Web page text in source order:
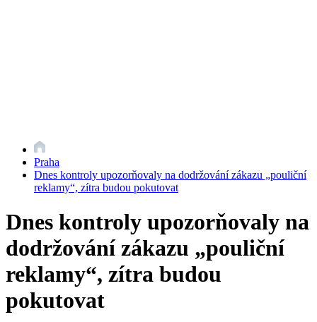
Praha
Dnes kontroly upozorňovaly na dodržování zákazu „pouliční
reklamy“, zítra budou pokutovat
Dnes kontroly upozorňovaly na
dodržování zákazu „pouliční
reklamy“, zítra budou
pokutovat